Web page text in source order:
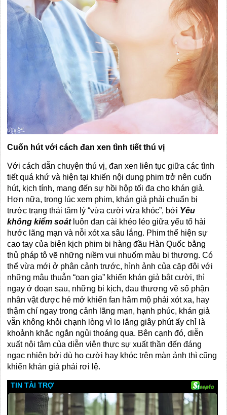
Cuốn hút với cách đan xen tình tiết thú vị
Với cách dẫn chuyện thú vị, đan xen liên tục giữa các tình
tiết quá khứ và hiện tại khiến nội dung phim trở nên cuốn
hút, kịch tính, mang đến sự hồi hộp tối đa cho khán giả.
Hơn nữa, trong lúc xem phim, khán giả phải chuẩn bị
trước trạng thái tâm lý “vừa cười vừa khóc”, bởi Yêu
không kiểm soátluôn đan cài khéo léo giữa yếu tố hài
hước lãng mạn và nỗi xót xa sâu lắng. Phim thể hiện sự
cao tay của biên kịch phim bi hàng đầu Hàn Quốc bằng
thủ pháp tô vẽ những niềm vui nhuốm màu bi thương. Có
thể vừa mới ở phân cảnh trước, hình ảnh của cặp đôi với
những mâu thuẫn “oan gia” khiến khán giả bật cười, thì
ngay ở đoạn sau, những bi kịch, đau thương về số phận
nhân vật được hé mở khiến fan hâm mộ phải xót xa, hay
thậm chí ngay trong cảnh lãng mạn, hạnh phúc, khán giả
vẫn không khỏi chạnh lòng vì lo lắng giây phút ấy chỉ là
khoảnh khắc ngắn ngủi thoáng qua. Bên cạnh đó, diễn
xuất nội tâm của diễn viên thực sự xuất thần đến đáng
ngạc nhiên bởi dù họ cười hay khóc trên màn ảnh thì cũng
khiến khán giả phải rơi lệ.